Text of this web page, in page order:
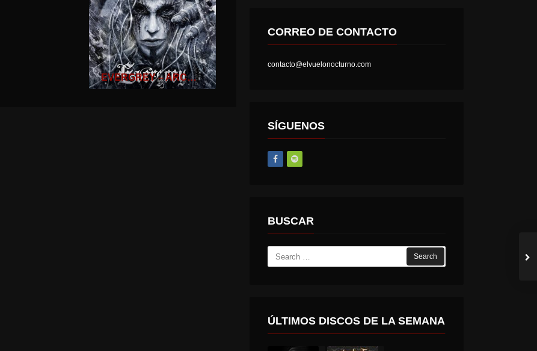
EVERGREY – ARCHITECTS OF THE NEW WEAVE
CORREO DE CONTACTO
contacto@elvuelonocturno.com
SÍGUENOS
BUSCAR
Search
for:
ÚLTIMOS DISCOS DE LA SEMANA